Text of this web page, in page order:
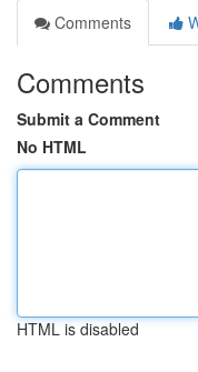
Comments
Comments
Submit a Comment
No HTML
HTML is disabled